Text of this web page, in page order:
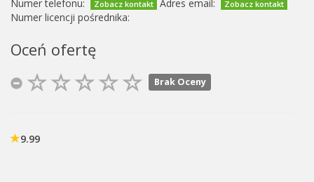
Numer telefonu: Zobacz kontakt Adres email: Zobacz kontakt
Numer licencji pośrednika:
Oceń ofertę
Brak Oceny
9.99